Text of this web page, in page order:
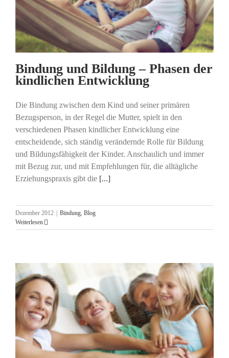
Bindung und Bildung – Phasen der
kindlichen Entwicklung
Die Bindung zwischen dem Kind und seiner primären
Bezugsperson, in der Regel die Mutter, spielt in den
verschiedenen Phasen kindlicher Entwicklung eine
entscheidende, sich ständig verändernde Rolle für Bildung
und Bildungsfähigkeit der Kinder. Anschaulich und immer
mit Bezug zur, und mit Empfehlungen für, die alltägliche
Erziehungspraxis gibt die [...]
Dezember 2012 | Bindung Blog
Weiterlesen